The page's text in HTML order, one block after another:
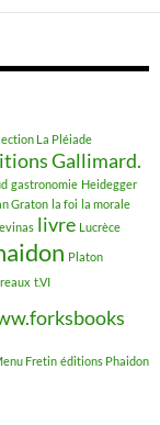
La Pléiade
Gallimard.
gastronomie Heidegger
Graton la foi la morale
livre Lucrèce
Platon
t.VI
Fretin éditions Phaidon